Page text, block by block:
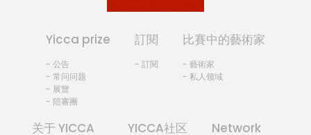
Yicca prize
- 公告
- 常问问题
- 展覽
- 陪審團
訂閱
- 訂閱
比賽中的藝術家
- 藝術家
- 私人领域
关于 YICCA YICCA社区 Network